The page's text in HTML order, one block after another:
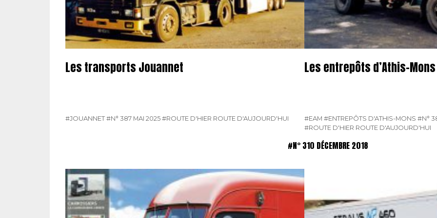
Les transports Jouannet
#JOUANNET#N° 387 MAI 2025#ROUTE D'HIER ROUTE D'AUJOURD'HUI
Les entrepôts d’Athis-Mons
#EAM #ENTREPÔTS D'ATHIS-MONS #N°
#ROUTE D'HIER ROUTE D'AUJOURD'HUI
#N° 310 DÉCEMBRE 2018